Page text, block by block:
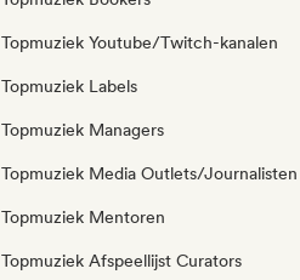
Topmuziek Youtube/Twitch-kanalen
Topmuziek Labels
Topmuziek Managers
Topmuziek Media Outlets/Journalisten
Topmuziek Mentoren
Topmuziek Afspeellijst Curators